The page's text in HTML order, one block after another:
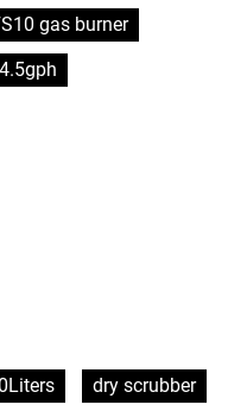
gas burner
dry scrubber